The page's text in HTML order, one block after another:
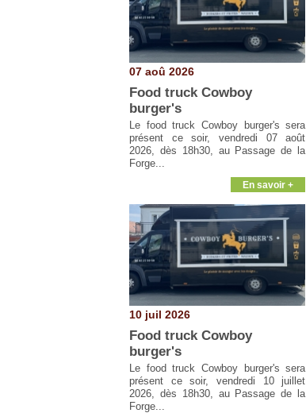
07 aoû 2026
Food truck Cowboy
burger's
Le food truck Cowboy burger's sera
présent ce soir, vendredi 07 août
2026, dès 18h30, au Passage de la
Forge...
En savoir +
10 juil 2026
Food truck Cowboy
burger's
Le food truck Cowboy burger's sera
présent ce soir, vendredi 10 juillet
2026, dès 18h30, au Passage de la
Forge...